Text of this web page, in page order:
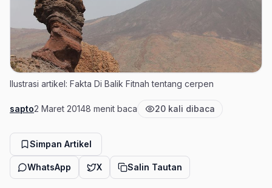
Ilustrasi artikel: Fakta Di Balik Fitnah tentang cerpen
Penulis
saptoTanggal terbit
2 Maret 2014Estimasi waktu baca
8 menit baca Jumlah pembaca
20 kali dibaca
Simpan Artikel
WhatsApp X Salin Tautan